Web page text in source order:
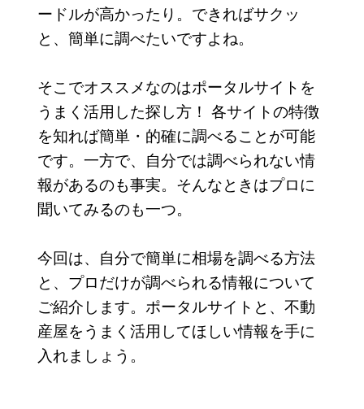
ードルが高かったり。できればサクッ
と、簡単に調べたいですよね。
そこでオススメなのはポータルサイトを
うまく活用した探し方！ 各サイトの特徴
を知れば簡単・的確に調べることが可能
です。一方で、自分では調べられない情
報があるのも事実。そんなときはプロに
聞いてみるのも一つ。
今回は、自分で簡単に相場を調べる方法
と、プロだけが調べられる情報について
ご紹介します。ポータルサイトと、不動
産屋をうまく活用してほしい情報を手に
入れましょう。